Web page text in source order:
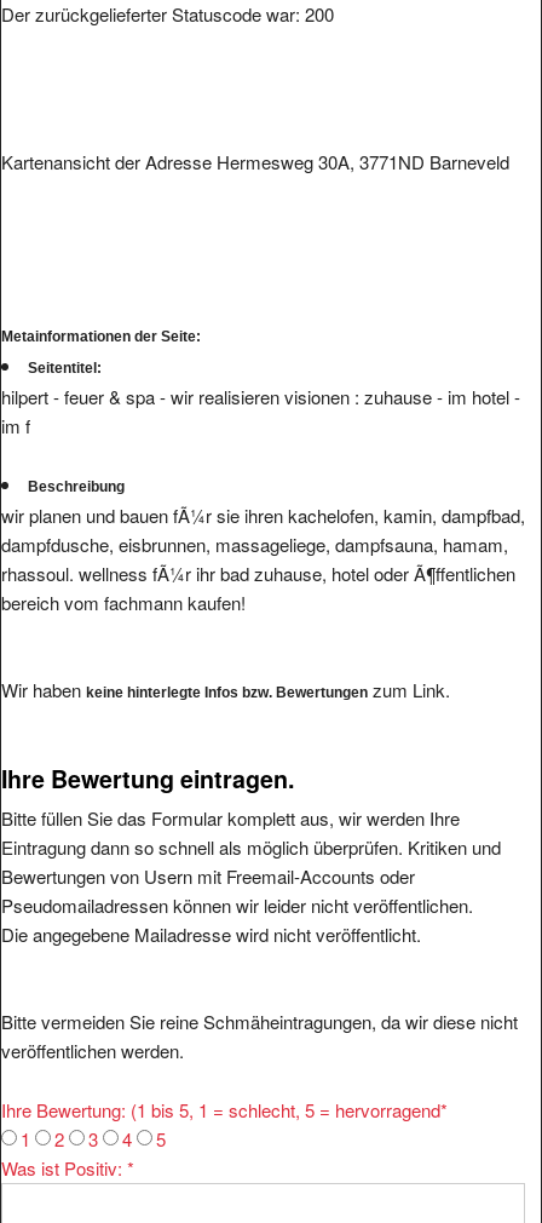
Der zurückgelieferter Statuscode war: 200
Kartenansicht der Adresse Hermesweg 30A, 3771ND Barneveld
Metainformationen der Seite:
Seitentitel:
hilpert - feuer & spa - wir realisieren visionen : zuhause - im hotel -
im f
Beschreibung
wir planen und bauen fÃ¼r sie ihren kachelofen, kamin, dampfbad,
dampfdusche, eisbrunnen, massageliege, dampfsauna, hamam,
rhassoul. wellness fÃ¼r ihr bad zuhause, hotel oder Ã¶ffentlichen
bereich vom fachmann kaufen!
Wir haben keine hinterlegte Infos bzw. Bewertungen zum Link.
Ihre Bewertung eintragen.
Bitte füllen Sie das Formular komplett aus, wir werden Ihre
Eintragung dann so schnell als möglich überprüfen. Kritiken und
Bewertungen von Usern mit Freemail-Accounts oder
Pseudomailadressen können wir leider nicht veröffentlichen.
Die angegebene Mailadresse wird nicht veröffentlicht.
Bitte vermeiden Sie reine Schmäheintragungen, da wir diese nicht
veröffentlichen werden.
Ihre Bewertung: (1 bis 5, 1 = schlecht, 5 = hervorragend*
1
2 3 4
5
Was ist Positiv: *